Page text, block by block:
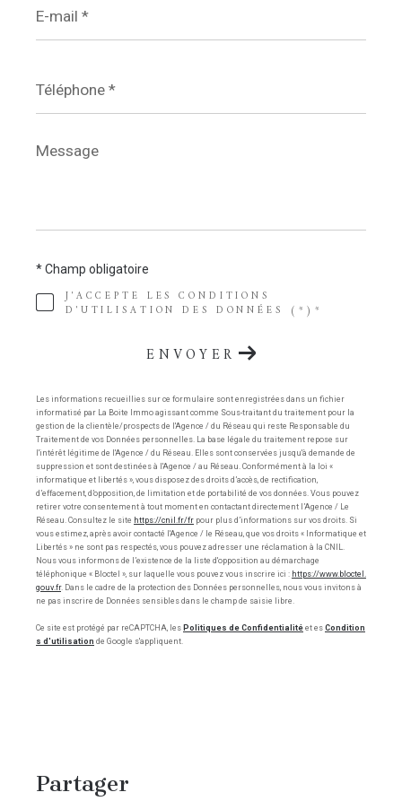
mail
*
*
Message
*
J'ACCEPTE LES CONDITIONS
D'UTILISATION DES DONNÉES (*)*
* Champ obligatoire
ENVOYER
Les informations recueillies sur ce formulaire sont enregistrées dans un fichier
informatisé par La Boite Immo agissant comme Sous-traitant du traitement pour la
gestion de la clientèle/prospects de l'Agence / du Réseau qui reste Responsable du
Traitement de vos Données personnelles. La base légale du traitement repose sur
l'intérêt légitime de l'Agence / du Réseau. Elles sont conservées jusqu'à demande de
suppression et sont destinées à l'Agence / au Réseau. Conformément à la loi «
informatique et libertés », vous disposez des droits d’accès, de rectification,
d’effacement, d’opposition, de limitation et de portabilité de vos données. Vous pouvez
retirer votre consentement à tout moment en contactant directement l’Agence / Le
Réseau. Consultez le site https://cnil.fr/fr pour plus d’informations sur vos droits. Si
vous estimez, après avoir contacté l'Agence / le Réseau, que vos droits « Informatique et
Libertés » ne sont pas respectés, vous pouvez adresser une réclamation à la CNIL.
Nous vous informons de l’existence de la liste d'opposition au démarchage
téléphonique « Bloctel », sur laquelle vous pouvez vous inscrire ici : https://www.bloctel.
gouv.fr. Dans le cadre de la protection des Données personnelles, nous vous invitons à
ne pas inscrire de Données sensibles dans le champ de saisie libre.
Ce site est protégé par reCAPTCHA, les Politiques de Confidentialité et es Condition
s d'utilisation de Google s'appliquent.
partager